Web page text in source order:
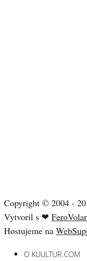
Copyright © 2004 -
Vytvoril s ❤
Hostujeme na
O KUULTUR.COM